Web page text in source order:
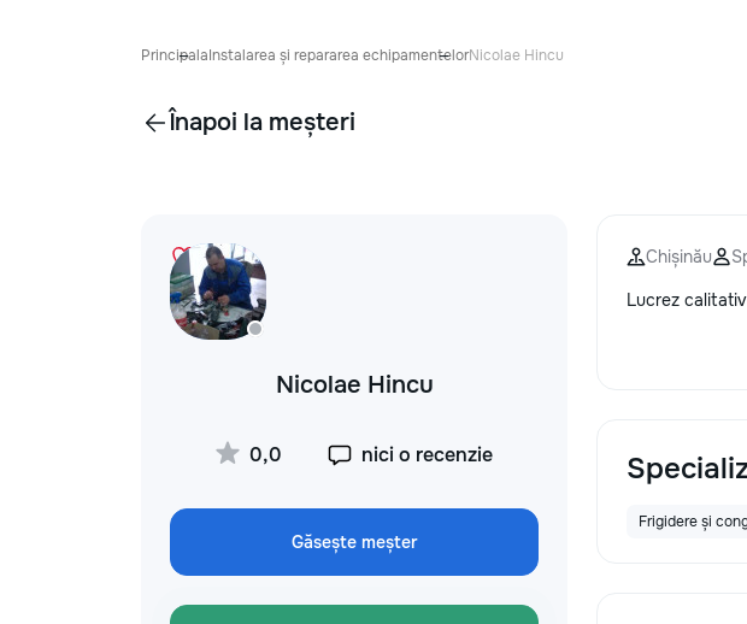
PrincipalaInstalarea și repararea echipamentelorNicolae Hincu
Înapoi la meșteri
Nicolae Hincu
0,0 nici o recenzie
Găsește meșter
Chișinău
Lucrez
Frigidere și